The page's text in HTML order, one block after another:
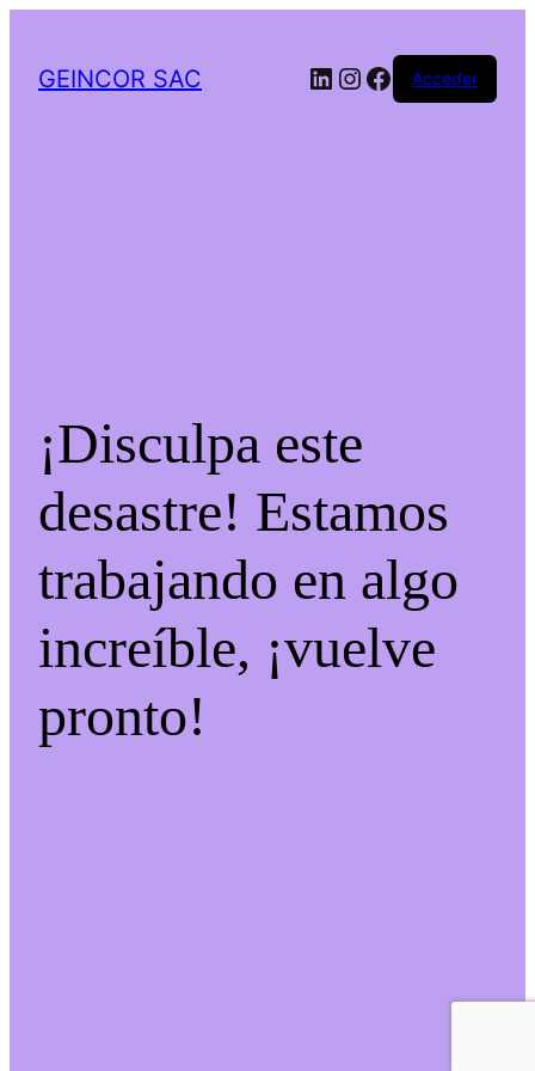
GEINCOR SAC LinkedIn
Instagram
Facebook
Acceder
¡Disculpa este
desastre! Estamos
trabajando en algo
increíble, ¡vuelve
pronto!